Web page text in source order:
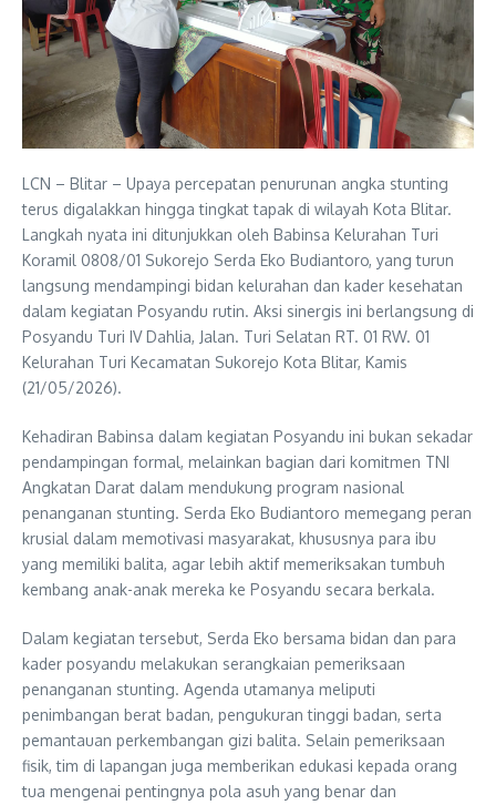
LCN – Blitar – Upaya percepatan penurunan angka stunting
terus digalakkan hingga tingkat tapak di wilayah Kota Blitar.
Langkah nyata ini ditunjukkan oleh Babinsa Kelurahan Turi
Koramil 0808/01 Sukorejo Serda Eko Budiantoro, yang turun
langsung mendampingi bidan kelurahan dan kader kesehatan
dalam kegiatan Posyandu rutin. Aksi sinergis ini berlangsung di
Posyandu Turi IV Dahlia, Jalan. Turi Selatan RT. 01 RW. 01
Kelurahan Turi Kecamatan Sukorejo Kota Blitar, Kamis
(21/05/2026).
Kehadiran Babinsa dalam kegiatan Posyandu ini bukan sekadar
pendampingan formal, melainkan bagian dari komitmen TNI
Angkatan Darat dalam mendukung program nasional
penanganan stunting. Serda Eko Budiantoro memegang peran
krusial dalam memotivasi masyarakat, khususnya para ibu
yang memiliki balita, agar lebih aktif memeriksakan tumbuh
kembang anak-anak mereka ke Posyandu secara berkala.
Dalam kegiatan tersebut, Serda Eko bersama bidan dan para
kader posyandu melakukan serangkaian pemeriksaan
penanganan stunting. Agenda utamanya meliputi
penimbangan berat badan, pengukuran tinggi badan, serta
pemantauan perkembangan gizi balita. Selain pemeriksaan
fisik, tim di lapangan juga memberikan edukasi kepada orang
tua mengenai pentingnya pola asuh yang benar dan